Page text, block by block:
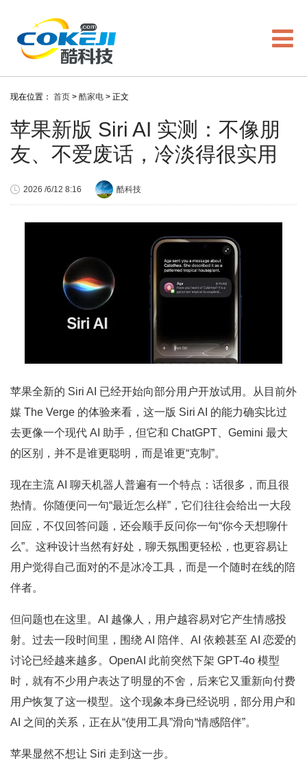
现在位置： 首页 > 酷家电 > 正文
苹果新版 Siri AI 实测：不像朋
友、不爱废话，冷淡得很实用
2026 /6/12 8:16 酷科技
苹果全新的 Siri AI 已经开始向部分用户开放试用。从目前外
媒 The Verge 的体验来看，这一版 Siri AI 的能力确实比过
去更像一个现代 AI 助手，但它和 ChatGPT、Gemini 最大
的区别，并不是谁更聪明，而是谁更“克制”。
现在主流 AI 聊天机器人普遍有一个特点：话很多，而且很
热情。你随便问一句“最近怎么样”，它们往往会给出一大段
回应，不仅回答问题，还会顺手反问你一句“你今天想聊什
么”。这种设计当然有好处，聊天氛围更轻松，也更容易让
用户觉得自己面对的不是冰冷工具，而是一个随时在线的陪
伴者。
但问题也在这里。AI 越像人，用户越容易对它产生情感投
射。过去一段时间里，围绕 AI 陪伴、AI 依赖甚至 AI 恋爱的
讨论已经越来越多。OpenAI 此前突然下架 GPT-4o 模型
时，就有不少用户表达了明显的不舍，后来它又重新向付费
用户恢复了这一模型。这个现象本身已经说明，部分用户和
AI 之间的关系，正在从“使用工具”滑向“情感陪伴”。
苹果显然不想让 Siri 走到这一步。